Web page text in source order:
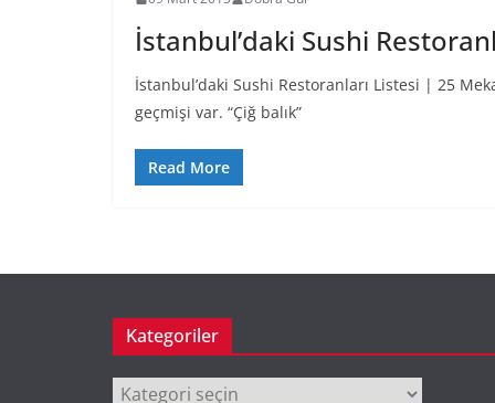
İstanbul’daki Sushi
İstanbul’daki Sushi Restoranları Listesi | 25
geçmişi var. “Çiğ balık”
Read More
Kategoriler
Kategoriler